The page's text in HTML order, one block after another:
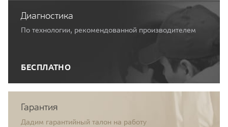
Диагностика
По технологии, рекомендованной производителем
БЕСПЛАТНО
Гарантия
Дадим гарантийный талон на работу